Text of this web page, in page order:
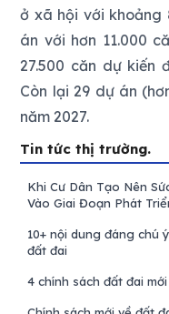
ở xã hội với khoảng
án với hơn 11.000
27.500 căn dự kiến
Còn lại 29 dự án
năm 2027.
Tin tức thị trường.
Khi Cư Dân Tạo Nên
Vào Giai Đoạn Phát
10+ nội dung đáng chú
đất đai
4 chính sách đất đai